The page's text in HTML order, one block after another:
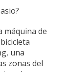
máquina de
una
zonas del